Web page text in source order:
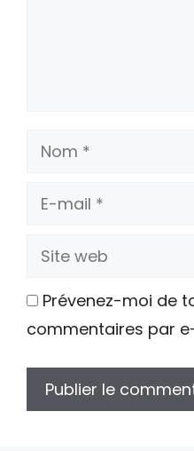
Nom
E-
Site
Prévenez-moi de
commentaires par